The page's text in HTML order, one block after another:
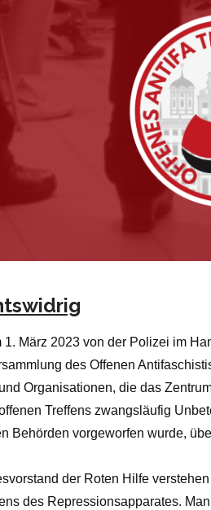
März 2023 von der Polizei im
des Offenen
Organisationen, die das
Treffens zwangsläufig
Behörden vorgeworfen wurde,
der Roten Hilfe
des Repressionsapparates.